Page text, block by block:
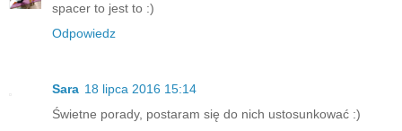
spacer to jest to :)
Odpowiedz
Sara 18 lipca 2016 15:14
Świetne porady, postaram się do nich ustosunkować :)